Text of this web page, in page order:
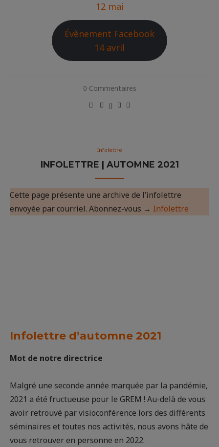
12 mai
Évènement Facebook
14 avril
0 Commentaires
Infolettre
INFOLETTRE | AUTOMNE 2021
Cette page présente une archive de l’infolettre
envoyée par courriel. Abonnez-vous → Infolettre
Infolettre d’automne 2021
Mot de notre directrice
Malgré une seconde année marquée par la pandémie,
2021 a été fructueuse pour le GREM ! Au-delà de vous
avoir retrouvé par visioconférence lors des différents
séminaires et toutes nos activités, nous avons hâte de
vous retrouver en personne en 2022.